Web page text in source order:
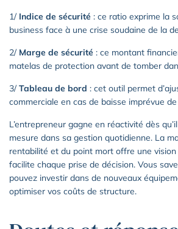
1/ Indice de sécurité : ce ratio exprime la
business face à une crise soudaine de la
2/ Marge de sécurité : ce montant
matelas de protection avant de tomber
3/Tableau de bord : cet outil permet
commerciale en cas de baisse imprévue
L’entrepreneur gagne en réactivité dès
mesure dans sa gestion quotidienne. La
rentabilité et du point mort offre une
facilite chaque prise de décision. Vous
pouvez investir dans de nouveaux
optimiser vos coûts de structure.